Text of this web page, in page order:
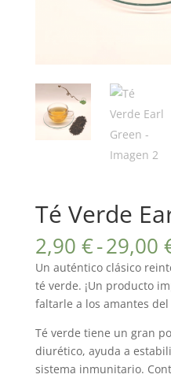
Té Verde
2,90 €-29,00
Un auténtico clásico
té verde. ¡Un producto
faltarle a los amantes del
Té verde tiene un gran
diurético, ayuda a
sistema inmunitario.